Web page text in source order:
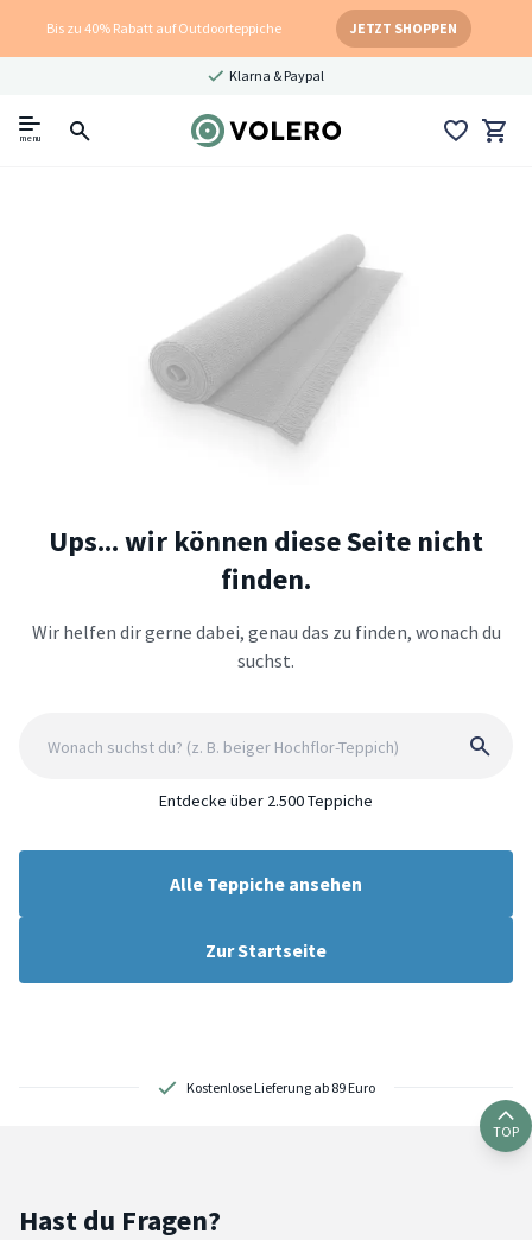
Bis zu 40% Rabatt auf Outdoorteppiche JETZT SHOPPEN
Klarna & Paypal
menu
Ups... wir können diese Seite nicht
finden.
Wir helfen dir gerne dabei, genau das zu finden, wonach du
suchst.
Entdecke über 2.500 Teppiche
Alle Teppiche ansehen
Zur Startseite
Kostenlose Lieferung ab 89 Euro
TOP
Hast du Fragen?